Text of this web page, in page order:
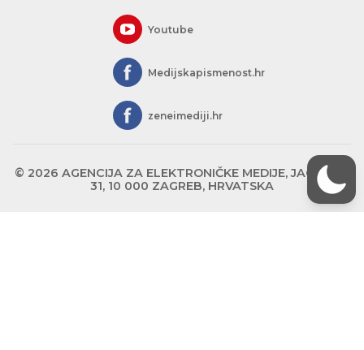
Youtube
Medijskapismenost.hr
zeneimediji.hr
© 2026 AGENCIJA ZA ELEKTRONIČKE MEDIJE, JAGIĆEVA
31, 10 000 ZAGREB, HRVATSKA